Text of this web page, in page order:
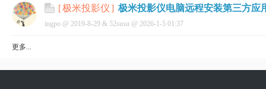
[极米投影仪] 极米投影仪电脑远程安装第三方应
ingpo @ 2019-8-29 & 52susu @ 2026-1-5 01:37
更多...